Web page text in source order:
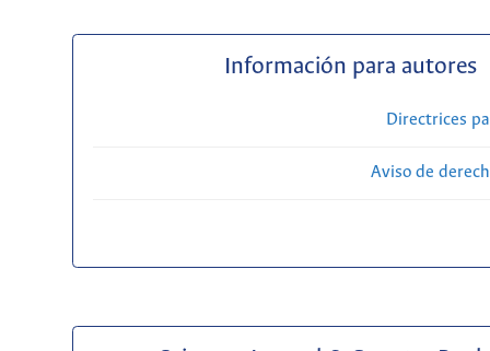
Información para autores
Directrices
Aviso de